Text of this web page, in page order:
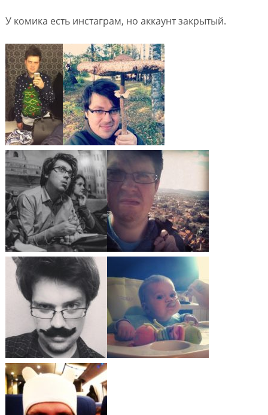
У комика есть инстаграм, но аккаунт закрытый.